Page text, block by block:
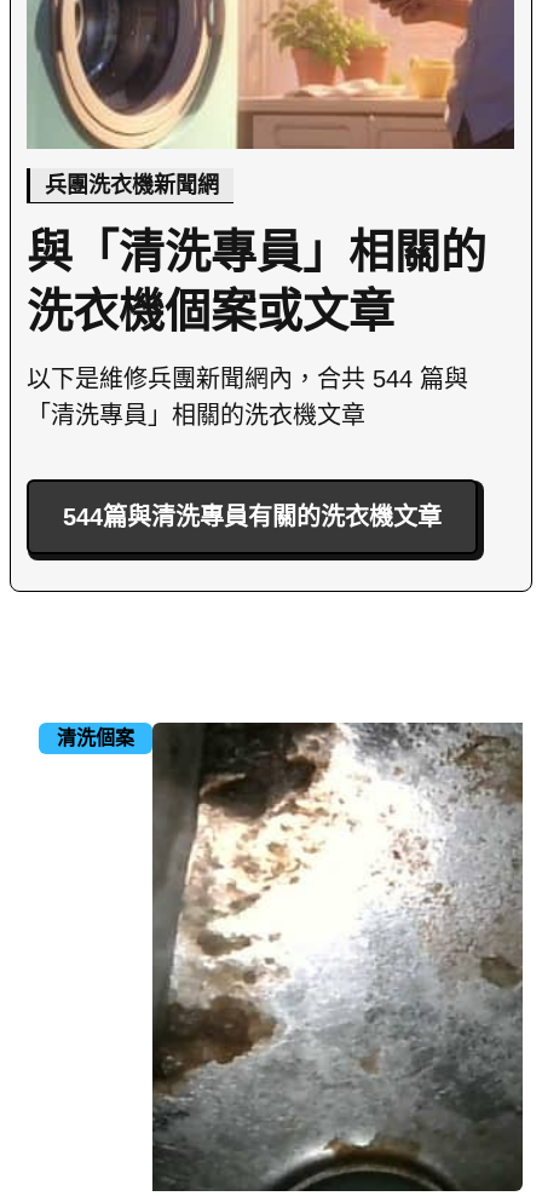
兵團洗衣機新聞網
與「清洗專員」相關的
洗衣機個案或文章
以下是維修兵團新聞網內，合共 544 篇與
「清洗專員」相關的洗衣機文章
544篇與清洗專員有關的洗衣機文章
清洗個案